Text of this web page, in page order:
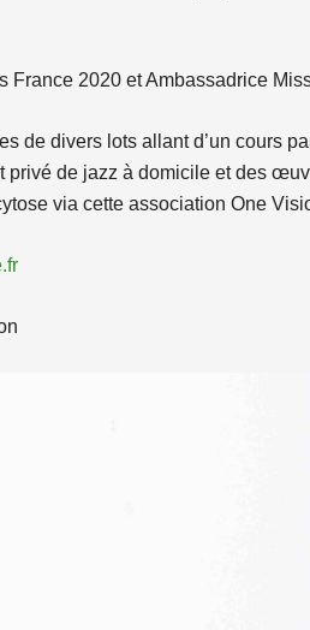
France 2020 et Ambassadrice
de divers lots allant d’un cours
privé de jazz à domicile et des
via cette association One